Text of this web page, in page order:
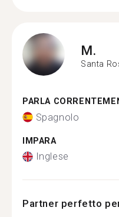
M.
Santa
PARLA
Spagnolo
IMPARA
Inglese
Partner perfetto